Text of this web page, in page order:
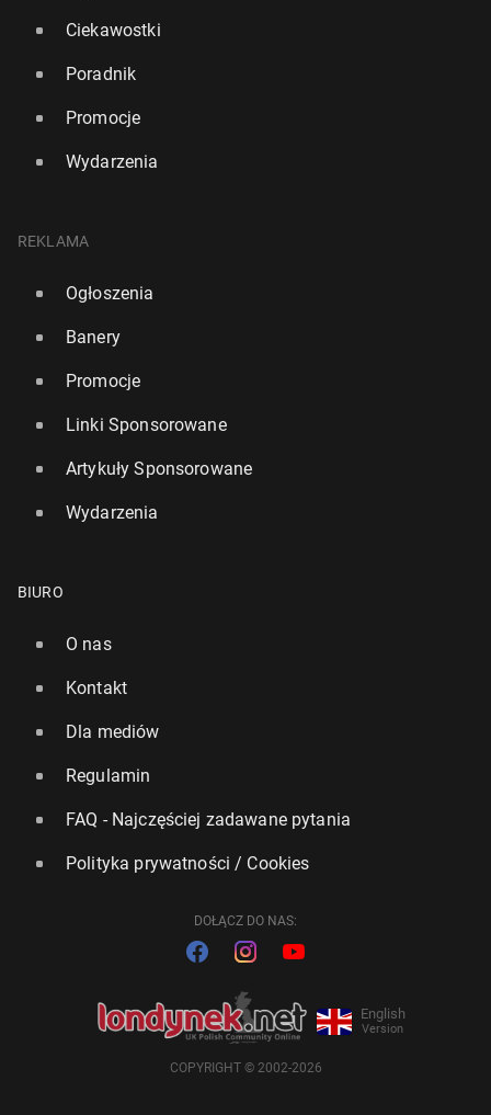
Ciekawostki
Poradnik
Promocje
Wydarzenia
REKLAMA
Ogłoszenia
Banery
Promocje
Linki Sponsorowane
Artykuły Sponsorowane
Wydarzenia
BIURO
O nas
Kontakt
Dla mediów
Regulamin
FAQ - Najczęściej zadawane pytania
Polityka prywatności / Cookies
DOŁĄCZ DO NAS:
English
Version
COPYRIGHT © 2002-2026